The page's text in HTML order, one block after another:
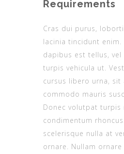
Requirements
Cras dui purus,
lacinia tincidunt enim.
dapibus est tellus,
turpis vehicula ut.
cursus libero urna, sit
commodo mauris
Donec volutpat turpis
condimentum
scelerisque nulla at
ornare. Nullam